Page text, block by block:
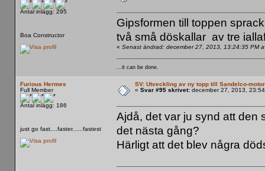
Antal inlägg: 295
Boa Constructor
Gipsformen till toppen
två små döskallar av tre
« Senast ändrad: december 27, 2013, 13:24:35 PM
...it can be done.
Furious Hermes
Full Member
Antal inlägg: 186
just go fast....faster......fastest
SV: Utveckling av ny topp till Sandelco-
« Svar #95 skrivet:december 27, 2013,
Ajdå, det var ju synd att den
det nästa gång?
Härligt att det blev några